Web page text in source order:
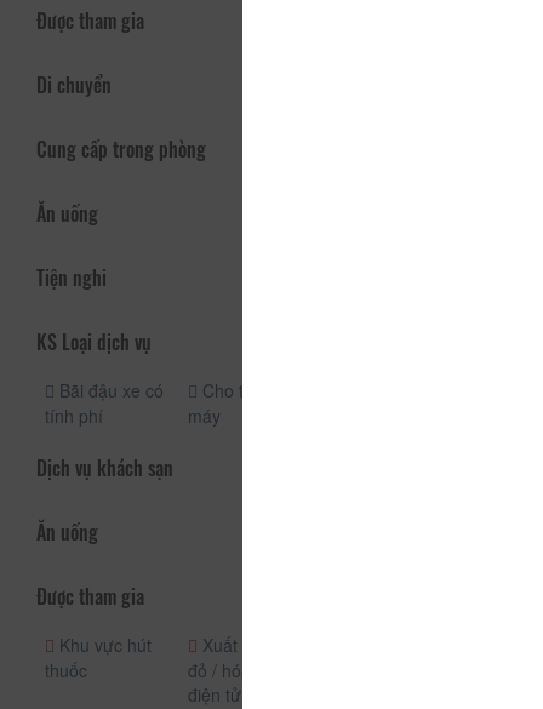
Được tham gia
Di chuyển
Cung cấp trong phòng
Ăn uống
Tiện nghi
KS Loại dịch vụ
Bãi đậu xe có
tính phí
Cho thuê xe
máy
Dịch vụ khách sạn
Ăn uống
Được tham gia
Khu vực hút
thuốc
Xuất hóa đơn
đỏ / hóa đơn
điện tử